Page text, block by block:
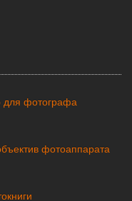
для фотографа
фотоаппарата